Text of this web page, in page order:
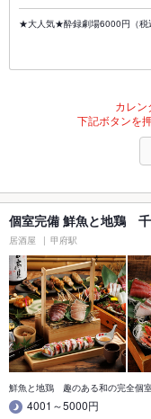
★大人気★酔録劇場6000円（
カレン
下記ボタンを
個室完備 鮮魚と地鶏
居酒屋 甲府駅
鮮魚と地鶏 趣のある和の完全個
4001～5000円